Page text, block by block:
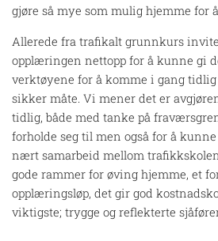
gjøre så mye som mulig hjemme for
Allerede fra trafikalt grunnkurs
opplæringen nettopp for å kunne gi
verktøyene for å komme i gang tidlig
sikker måte. Vi mener det er
tidlig, både med tanke på
forholde seg til men også for å
nært samarbeid mellom
gode rammer for øving hjemme, et
opplæringsløp, det gir god
viktigste; trygge og reflekterte